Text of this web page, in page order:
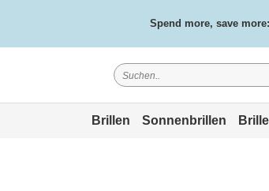
Spend more, save
Free standard
Brillen Sonnenbrillen